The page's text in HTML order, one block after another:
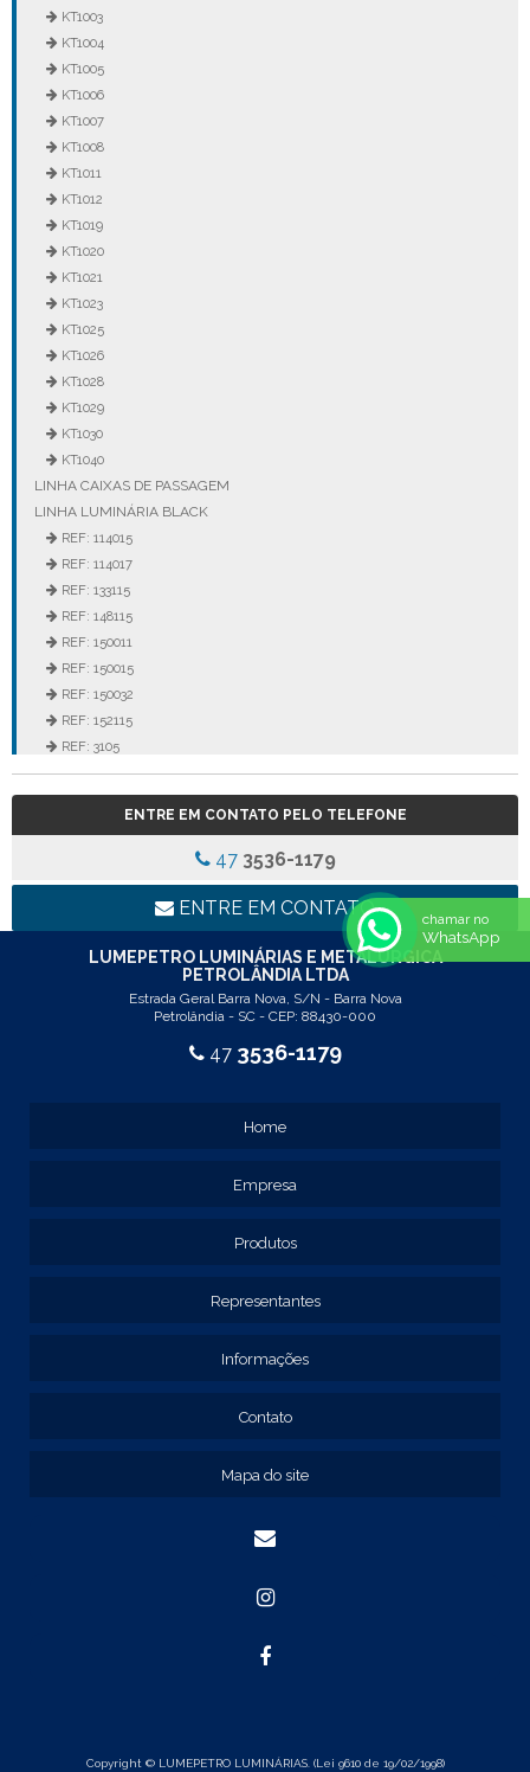
KT1003
KT1004
KT1005
KT1006
KT1007
KT1008
KT1011
KT1012
KT1019
KT1020
KT1021
KT1023
KT1025
KT1026
KT1028
KT1029
KT1030
KT1040
LINHA CAIXAS DE PASSAGEM
LINHA LUMINÁRIA BLACK
REF: 114015
REF: 114017
REF: 133115
REF: 148115
REF: 150011
REF: 150015
REF: 150032
REF: 152115
REF: 3105
REF: 3106
REF: 5105
LINHA LUMINÁRIA COMERCIAL DE EMBUTIR
REF: 102005
REF: 103005
REF: 105015
REF: 160105
ENTRE EM CONTATO PELO TELEFONE
47 3536-1179
ENTRE EM CONTATO
LUMEPETRO LUMINÁRIAS E METALÚRGICA
PETROLÂNDIA LTDA
Estrada Geral Barra Nova, S/N - Barra Nova
Petrolândia - SC - CEP: 88430-000
47 3536-1179
Home
Empresa
Produtos
Representantes
Informações
Contato
Mapa do site
Copyright © LUMEPETRO LUMINÁRIAS. (Lei 9610 de 19/02/1998)
chamar no
WhatsApp